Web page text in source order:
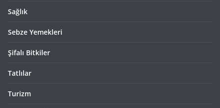
Sağlık
Sebze Yemekleri
Şifalı Bitkiler
Tatlılar
Turizm